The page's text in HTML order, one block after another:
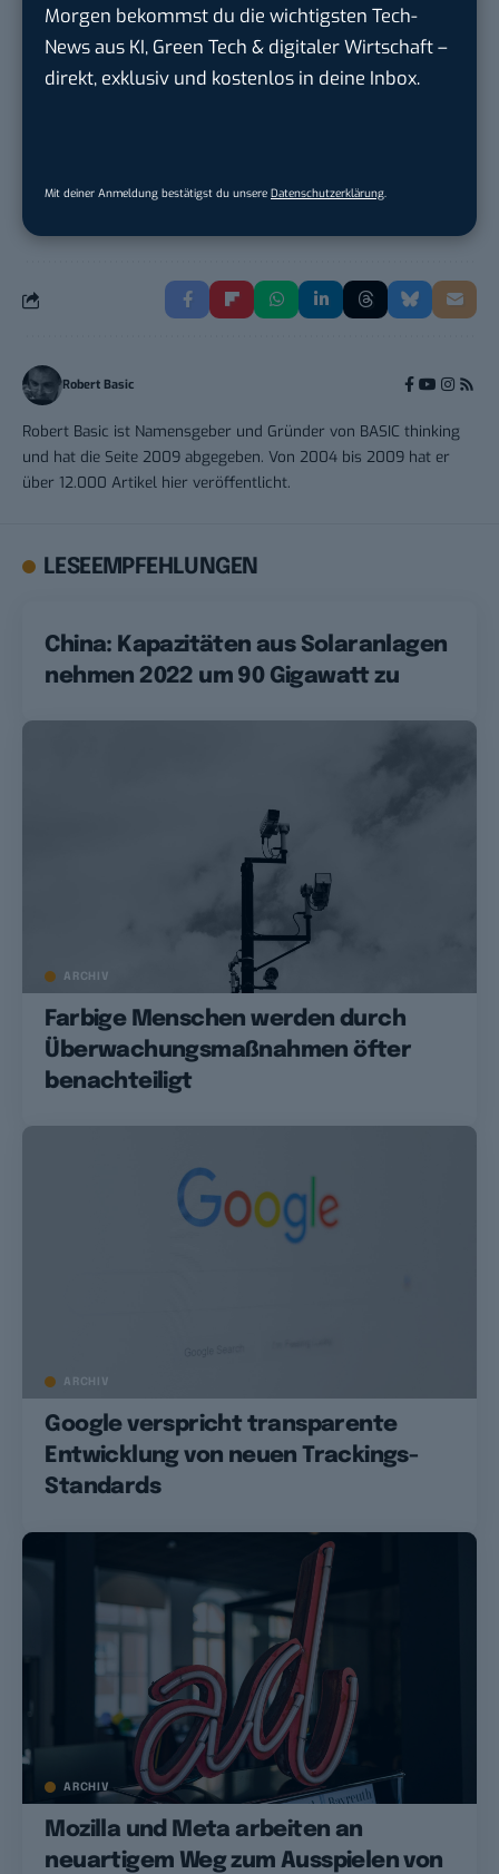
Morgen bekommst du die wichtigsten Tech-
News aus KI, Green Tech & digitaler Wirtschaft –
direkt, exklusiv und kostenlos in deine Inbox.
Mit deiner Anmeldung bestätigst du unsere Datenschutzerklärung.
ZEISSinOberkochen (Baden-Württemberg),
München
Remote / Mob...
Robert Basic
Robert Basic ist Namensgeber und Gründer von BASIC thinking
und hat die Seite 2009 abgegeben. Von 2004 bis 2009 hat er
über 12.000 Artikel hier veröffentlicht.
LESEEMPFEHLUNGEN
China: Kapazitäten aus Solaranlagen
nehmen 2022 um 90 Gigawatt zu
ARCHIV
Farbige Menschen werden durch
Überwachungsmaßnahmen öfter
benachteiligt
ARCHIV
Google verspricht transparente
Entwicklung von neuen Trackings-
Standards
ARCHIV
Mozilla und Meta arbeiten an
neuartigem Weg zum Ausspielen von